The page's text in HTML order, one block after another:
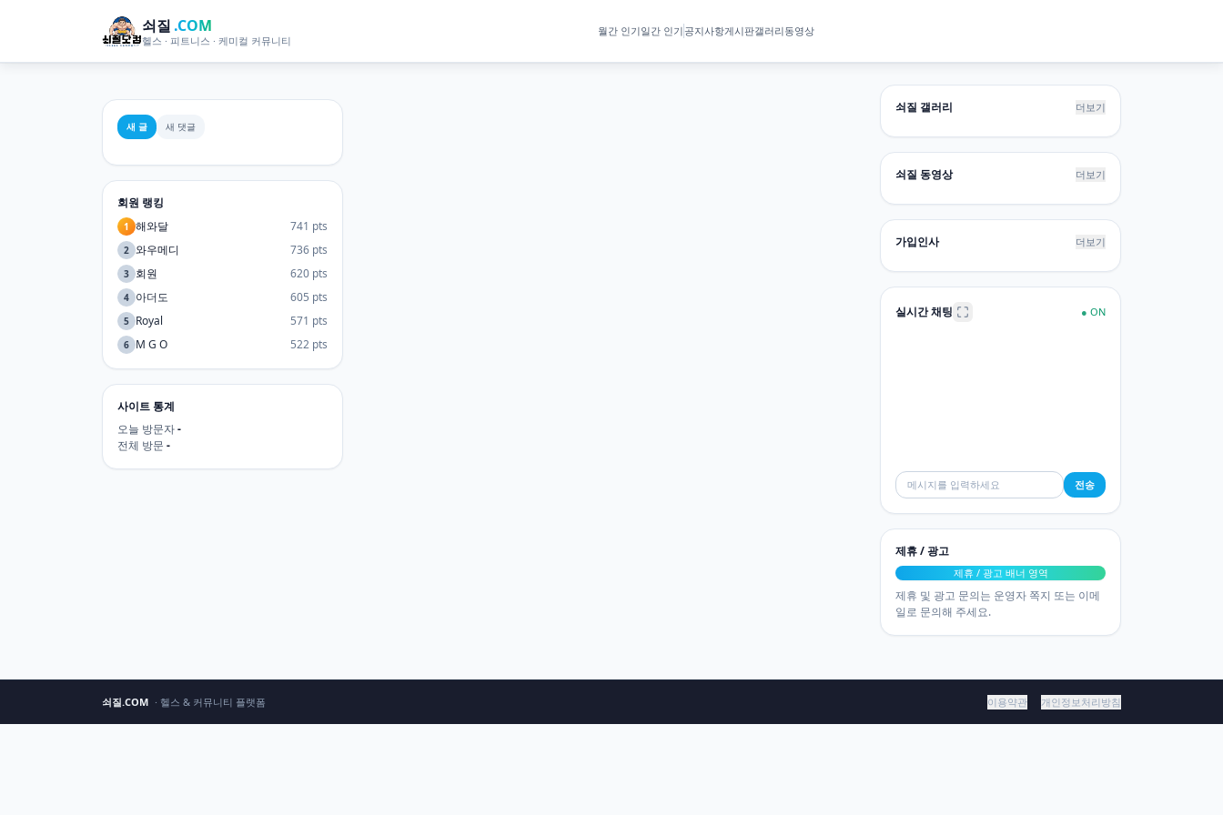
쇠질 .COM
헬스 · 피트니스 · 케미컬 커뮤니티
월간 인기일간 인기공지사항게시판갤러리동영상
새 글 새 댓글
회원 랭킹
1 해와달 741 pts
2 와우메디 736 pts
3 회원 620 pts
4 아더도 605 pts
5 Royal 571 pts
6 M G O 522 pts
사이트 통계
오늘 방문자-
전체 방문 -
쇠질 갤러리 더보기
쇠질 동영상 더보기
가입인사 더보기
실시간 채팅 ● ON
전송
제휴 / 광고
제휴 / 광고 배너 영역
제휴 및 광고 문의는 운영자 쪽지 또는 이메
일로 문의해 주세요.
쇠질.COM · 헬스 & 커뮤니티 플랫폼 이용약관 개인정보처리방침